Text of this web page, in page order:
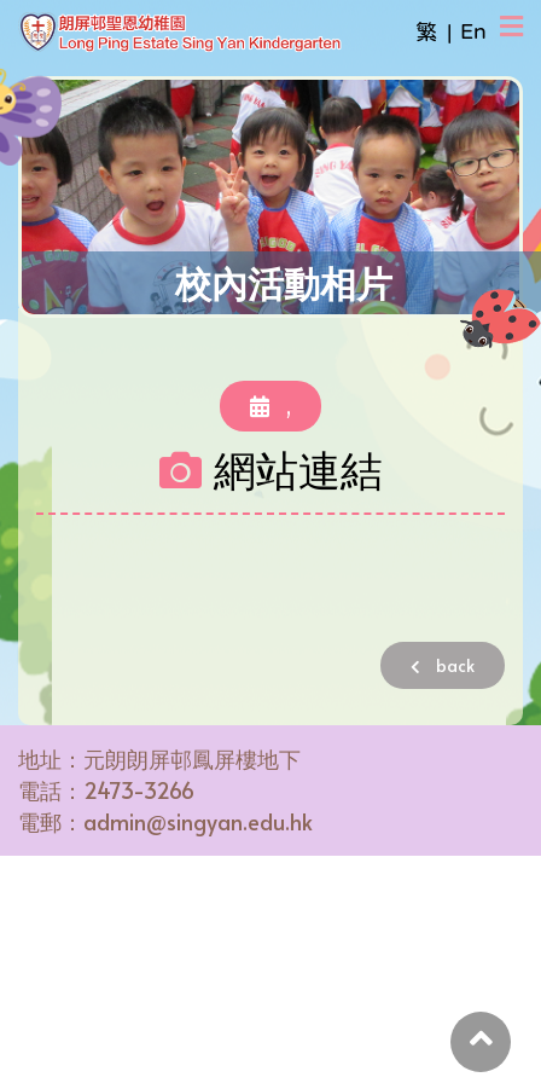
繁 | En
校內活動相片
,
網站連結
back
地址：元朗朗屏邨鳳屏樓地下
電話：2473-3266
電郵：admin@singyan.edu.hk